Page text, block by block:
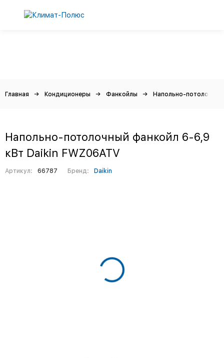
Главная Кондиционеры Фанкойлы Напольно-
Напольно-потолочный фанкойл 6-6,9
кВт Daikin FWZ06ATV
Артикул: 66787 Бренд: Daikin